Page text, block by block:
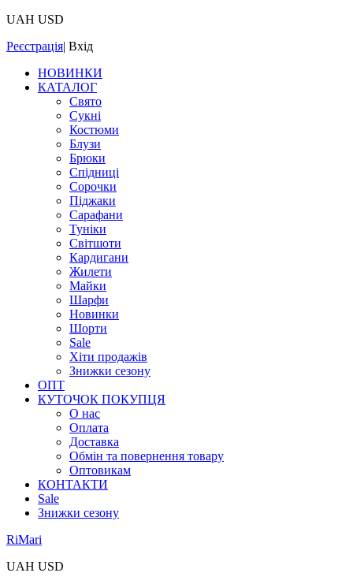
UAH USD
Реєстрація| Вхід
НОВИНКИ
КАТАЛОГ
Свято
Сукні
Костюми
Блузи
Брюки
Спідниці
Сорочки
Піджаки
Сарафани
Туніки
Світшоти
Кардигани
Жилети
Майки
Шарфи
Новинки
Шорти
Sale
Хіти продажів
Знижки сезону
ОПТ
КУТОЧОК ПОКУПЦЯ
О нас
Оплата
Доставка
Обмін та повернення товару
Оптовикам
КОНТАКТИ
Sale
Знижки сезону
RiMari
UAH USD